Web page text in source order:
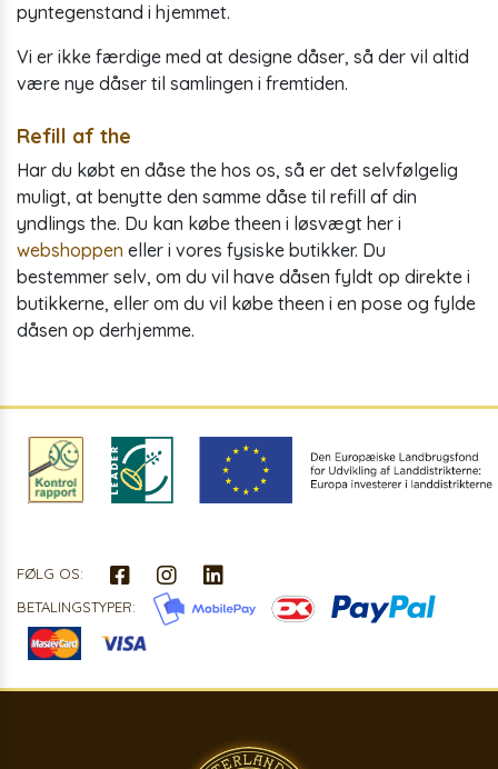
pyntegenstand i hjemmet.
Vi er ikke færdige med at designe dåser, så der vil altid
være nye dåser til samlingen i fremtiden.
Refill af the
Har du købt en dåse the hos os, så er det selvfølgelig
muligt, at benytte den samme dåse til refill af din
yndlings the. Du kan købe theen i løsvægt her i
webshoppen eller i vores fysiske butikker. Du
bestemmer selv, om du vil have dåsen fyldt op direkte i
butikkerne, eller om du vil købe theen i en pose og fylde
dåsen op derhjemme.
FØLG OS:
BETALINGSTYPER: